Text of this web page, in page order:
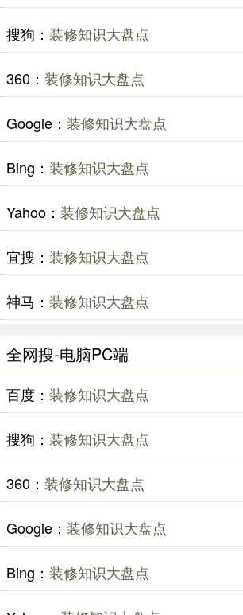
搜狗： 装修知识大盘点
360： 装修知识大盘点
Google： 装修知识大盘点
Bing： 装修知识大盘点
Yahoo： 装修知识大盘点
宜搜： 装修知识大盘点
神马： 装修知识大盘点
全网搜-电脑PC端
百度： 装修知识大盘点
搜狗： 装修知识大盘点
360： 装修知识大盘点
Google： 装修知识大盘点
Bing： 装修知识大盘点